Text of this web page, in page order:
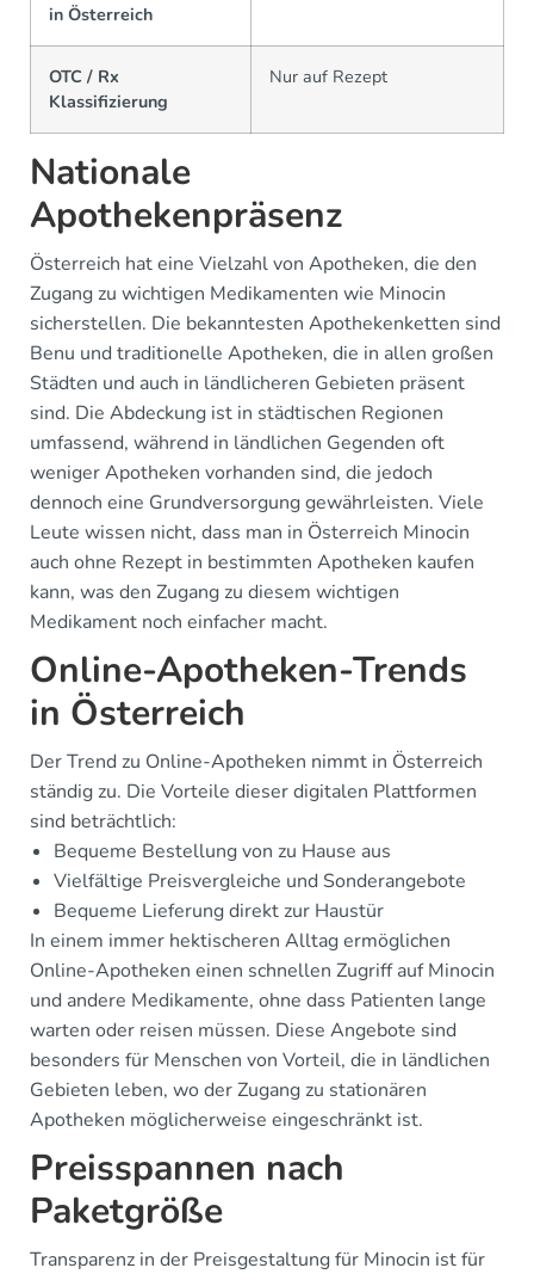
in Österreich
OTC / Rx
Klassifizierung
Nur auf Rezept
Nationale
Apothekenpräsenz
Österreich hat eine Vielzahl von Apotheken, die den
Zugang zu wichtigen Medikamenten wie Minocin
sicherstellen. Die bekanntesten Apothekenketten sind
Benu und traditionelle Apotheken, die in allen großen
Städten und auch in ländlicheren Gebieten präsent
sind. Die Abdeckung ist in städtischen Regionen
umfassend, während in ländlichen Gegenden oft
weniger Apotheken vorhanden sind, die jedoch
dennoch eine Grundversorgung gewährleisten. Viele
Leute wissen nicht, dass man in Österreich Minocin
auch ohne Rezept in bestimmten Apotheken kaufen
kann, was den Zugang zu diesem wichtigen
Medikament noch einfacher macht.
Online-Apotheken-Trends
in Österreich
Der Trend zu Online-Apotheken nimmt in Österreich
ständig zu. Die Vorteile dieser digitalen Plattformen
sind beträchtlich:
Bequeme Bestellung von zu Hause aus
Vielfältige Preisvergleiche und Sonderangebote
Bequeme Lieferung direkt zur Haustür
In einem immer hektischeren Alltag ermöglichen
Online-Apotheken einen schnellen Zugriff auf Minocin
und andere Medikamente, ohne dass Patienten lange
warten oder reisen müssen. Diese Angebote sind
besonders für Menschen von Vorteil, die in ländlichen
Gebieten leben, wo der Zugang zu stationären
Apotheken möglicherweise eingeschränkt ist.
Preisspannen nach
Paketgröße
Transparenz in der Preisgestaltung für Minocin ist für